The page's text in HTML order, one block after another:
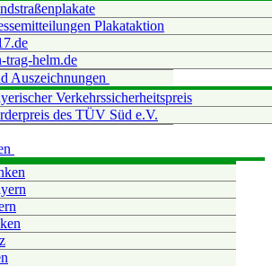
Plakataktion
trag-helm.de
Auszeichnungen
Verkehrssicherheitspreis
des TÜV Süd e.V.